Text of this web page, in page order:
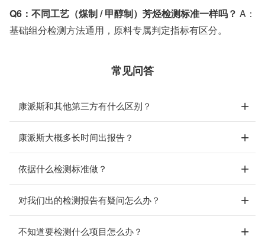
Q6：不同工艺（煤制 / 甲醇制）芳烃检测标准一样吗？ A：
基础组分检测方法通用，原料专属判定指标有区分。
常见问答
康派斯和其他第三方有什么区别？
康派斯大概多长时间出报告？
依据什么检测标准做？
对我们出的检测报告有疑问怎么办？
不知道要检测什么项目怎么办？